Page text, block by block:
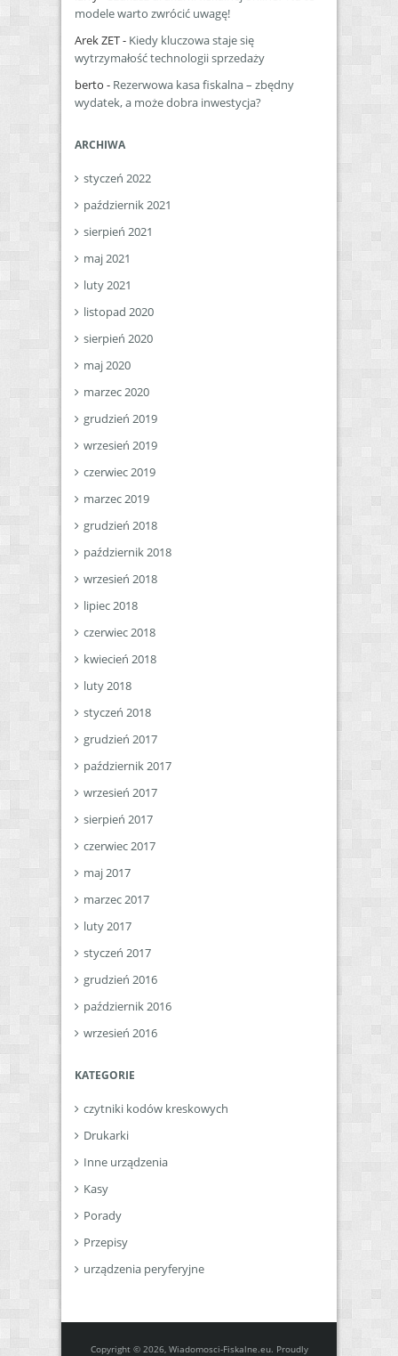
modele warto zwrócić uwagę!
Arek ZET- Kiedy kluczowa staje się
wytrzymałość technologii sprzedaży
berto - Rezerwowa kasa fiskalna – zbędny
wydatek, a może dobra inwestycja?
ARCHIWA
styczeń 2022
październik 2021
sierpień 2021
maj 2021
luty 2021
listopad 2020
sierpień 2020
maj 2020
marzec 2020
grudzień 2019
wrzesień 2019
czerwiec 2019
marzec 2019
grudzień 2018
październik 2018
wrzesień 2018
lipiec 2018
czerwiec 2018
kwiecień 2018
luty 2018
styczeń 2018
grudzień 2017
październik 2017
wrzesień 2017
sierpień 2017
czerwiec 2017
maj 2017
marzec 2017
luty 2017
styczeń 2017
grudzień 2016
październik 2016
wrzesień 2016
KATEGORIE
czytniki kodów kreskowych
Drukarki
Inne urządzenia
Kasy
Porady
Przepisy
urządzenia peryferyjne
Copyright © 2026, Wiadomosci-Fiskalne.eu. Proudly